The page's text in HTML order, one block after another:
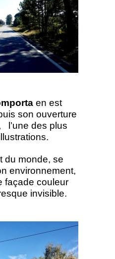
en est
son ouverture
l’une des plus
du monde, se
environnement,
façade couleur
invisible.